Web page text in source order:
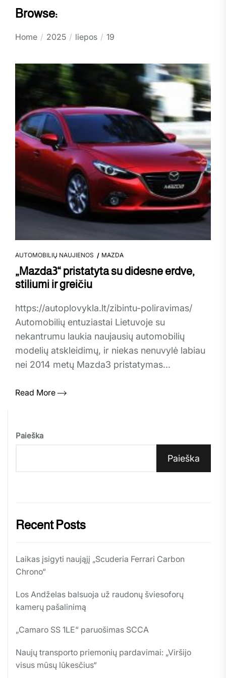
Browse:
Home 2025 liepos 19
AUTOMOBILIŲ NAUJIENOS MAZDA
„Mazda3“ pristatyta su didesne erdve,
stiliumi ir greičiu
https://autoplovykla.lt/zibintu-poliravimas/
Automobilių entuziastai Lietuvoje su
nekantrumu laukia naujausių automobilių
modelių atskleidimų, ir niekas nenuvylė labiau
nei 2014 metų Mazda3 pristatymas...
Read More
Paieška
Paieška
Recent Posts
Laikas įsigyti naująjį „Scuderia Ferrari Carbon
Chrono“
Los Andželas balsuoja už raudonų šviesoforų
kamerų pašalinimą
„Camaro SS 1LE“ paruošimas SCCA
Naujų transporto priemonių pardavimai: „Viršijo
visus mūsų lūkesčius“